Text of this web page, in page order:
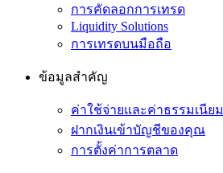
การคัดลอกการเทรด
Liquidity Solutions
การเทรดบนมือถือ
ข้อมูลสำคัญ
ค่าใช้จ่ายและค่าธรรมเนียม
ฝากเงินเข้าบัญชีของคุณ
การตั้งค่าการตลาด